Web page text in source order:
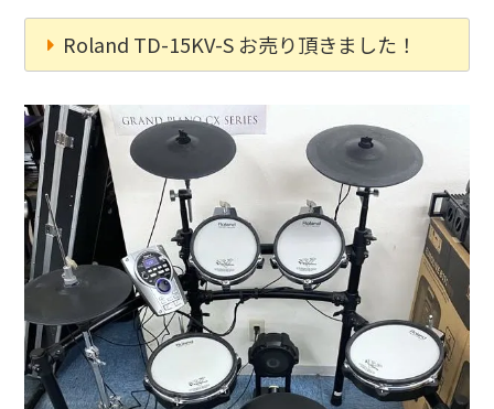
Roland TD-15KV-S お売り頂きました！